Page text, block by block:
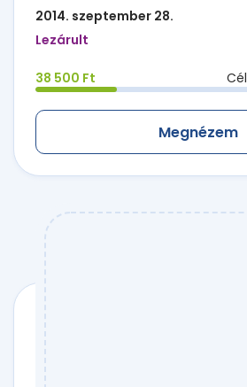
2014. szeptember 28.
Lezárult
38 500 Ft Cél
Megnézem